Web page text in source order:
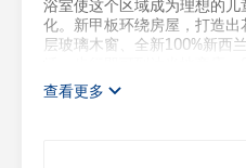
浴室使这个区域成为理想的
化。新甲板环绕房屋，打造
层玻璃木窗、全新100%新西
查看更多